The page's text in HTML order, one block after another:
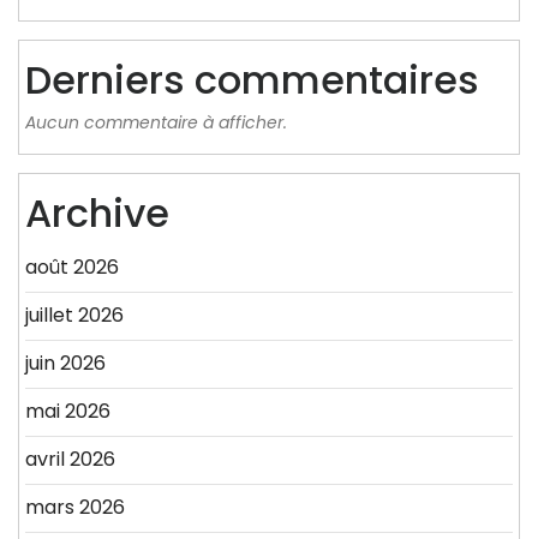
Derniers commentaires
Aucun commentaire à afficher.
Archive
août 2026
juillet 2026
juin 2026
mai 2026
avril 2026
mars 2026